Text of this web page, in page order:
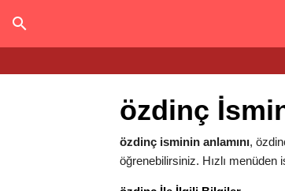
özdinç
özdinç isminin anlamını,
öğrenebilirsiniz. Hızlı